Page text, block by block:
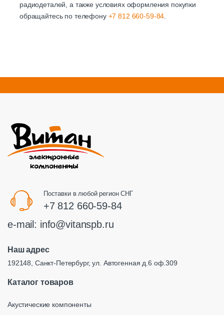
радиодеталей, а также условиях оформления покупки
обращайтесь по телефону +7 812 660-59-84.
Поставки в любой регион СНГ
+7 812 660-59-84
e-mail: info@vitanspb.ru
Наш адрес
192148, Санкт-Петербург, ул. Автогенная д.6 оф.309
Каталог товаров
Акустические компоненты